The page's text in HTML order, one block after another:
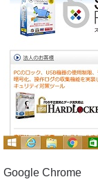
Google Chrome